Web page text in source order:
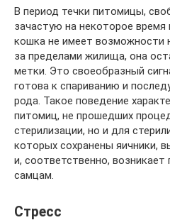
В период течки питомицы,
зачастую на некоторое
кошка не имеет возможности
за пределами жилища, она
метки. Это своеобразный
готова к спариванию и
рода. Такое поведение
питомиц, не прошедших
стерилизации, но и для
которых сохранены яичники,
и, соответственно, возникает
самцам.
Стресс